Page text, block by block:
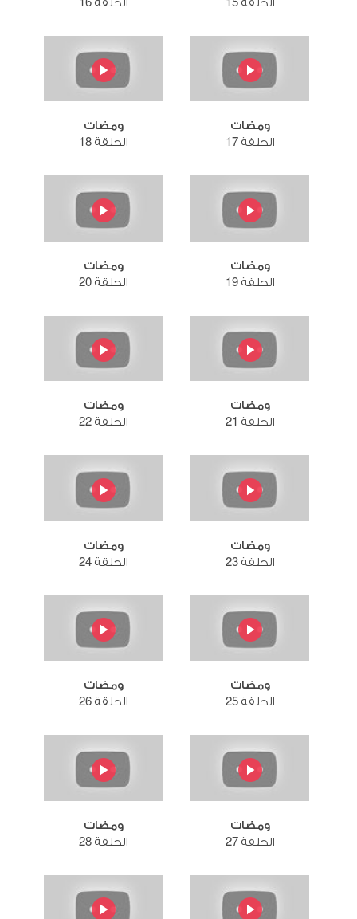
ومضات
الحلقة 17
ومضات
الحلقة 18
ومضات
الحلقة 19
ومضات
الحلقة 20
ومضات
الحلقة 21
ومضات
الحلقة 22
ومضات
الحلقة 23
ومضات
الحلقة 24
ومضات
الحلقة 25
ومضات
الحلقة 26
ومضات
الحلقة 27
ومضات
الحلقة 28